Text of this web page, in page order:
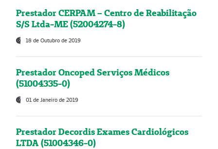
Prestador CERPAM – Centro de Reabilitação
S/S Ltda-ME (52004274-8)
18 de Outubro de 2019
Prestador Oncoped Serviços Médicos
(51004335-0)
01 de Janeiro de 2019
Prestador Decordis Exames Cardiológicos
LTDA (51004346-0)